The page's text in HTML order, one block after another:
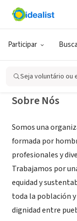
Participar
Seja voluntário ou
ONG (SETOR
Servicio,
Sobre Nós
Somos una
formada por
profesionales y
Trabajamos por
equidad y
toda la población
dignidad entre